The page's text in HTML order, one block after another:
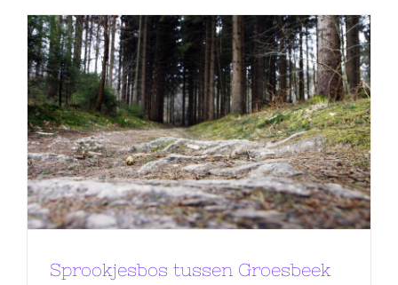
Sprookjesbos tussen Groesbeek